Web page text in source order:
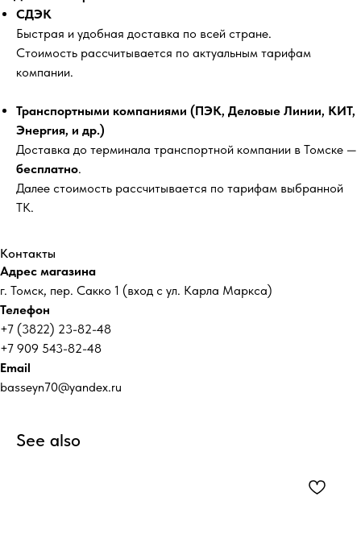
СДЭК
Быстрая и удобная доставка по всей стране.
Стоимость рассчитывается по актуальным тарифам
компании.
Транспортными компаниями (ПЭК, Деловые Линии, КИТ,
Энергия, и др.)
Доставка до терминала транспортной компании в Томске —
бесплатно.
Далее стоимость рассчитывается по тарифам выбранной
ТК.
Контакты
Адрес магазина
г. Томск, пер. Сакко 1 (вход с ул. Карла Маркса)
Телефон
+7 (3822) 23-82-48
+7 909 543-82-48
Email
basseyn70@yandex.ru
See also